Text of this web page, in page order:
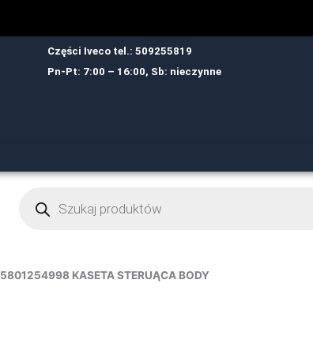
Części Iveco tel.: 509255819
Pn-Pt: 7:00 – 16:00, Sb: nieczynne
produktów
5801254998 KASETA STERUĄCA BODY